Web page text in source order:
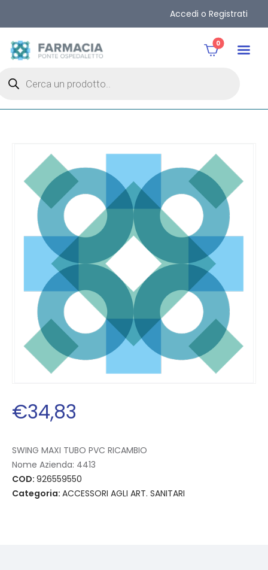
Accedi o Registrati
0
€34,83
SWING MAXI TUBO PVC RICAMBIO
Nome Azienda: 4413
COD: 926559550
Categoria: ACCESSORI AGLI ART. SANITARI